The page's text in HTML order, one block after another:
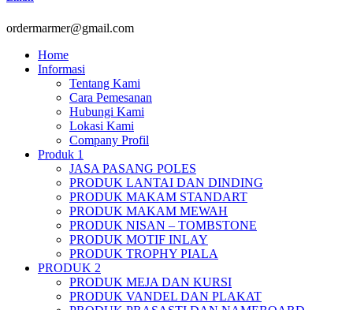
ordermarmer@gmail.com
Home
Informasi
Tentang Kami
Cara Pemesanan
Hubungi Kami
Lokasi Kami
Company Profil
Produk 1
JASA PASANG POLES
PRODUK LANTAI DAN DINDING
PRODUK MAKAM STANDART
PRODUK MAKAM MEWAH
PRODUK NISAN – TOMBSTONE
PRODUK MOTIF INLAY
PRODUK TROPHY PIALA
PRODUK 2
PRODUK MEJA DAN KURSI
PRODUK VANDEL DAN PLAKAT